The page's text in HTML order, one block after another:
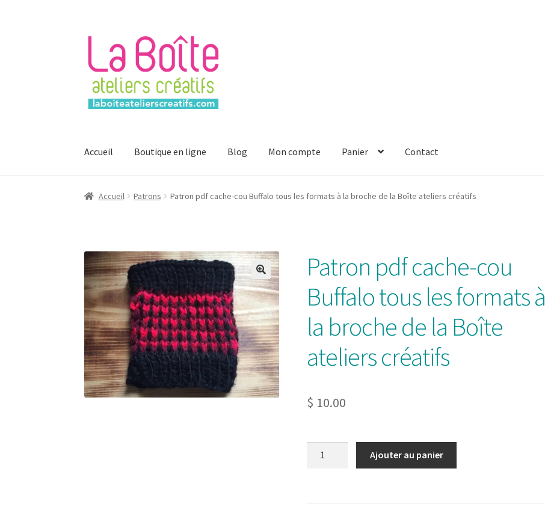
la
navigation
contenu
Accueil Boutique en ligne Blog Mon compte Panier Contact
Accueil Account Password Reset Register Solde de la carte-cadeau Boutique en ligne Blog
Accueil Patrons Patron pdf cache-cou Buffalo tous les formats à la broche de la Boîte ateliers créatifs
Patron pdf cache-cou
Buffalo tous les formats à
la broche de la Boîte
ateliers créatifs
$ 10.00
Ajouter au panier